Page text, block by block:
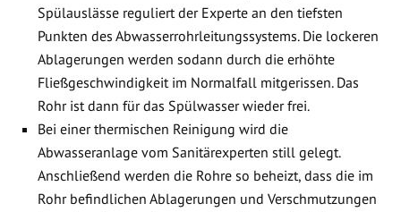
Spülauslässe reguliert der Experte an den tiefsten
Punkten des Abwasserrohrleitungssystems. Die lockeren
Ablagerungen werden sodann durch die erhöhte
Fließgeschwindigkeit im Normalfall mitgerissen. Das
Rohr ist dann für das Spülwasser wieder frei.
Bei einer thermischen Reinigung wird die
Abwasseranlage vom Sanitärexperten still gelegt.
Anschließend werden die Rohre so beheizt, dass die im
Rohr befindlichen Ablagerungen und Verschmutzungen